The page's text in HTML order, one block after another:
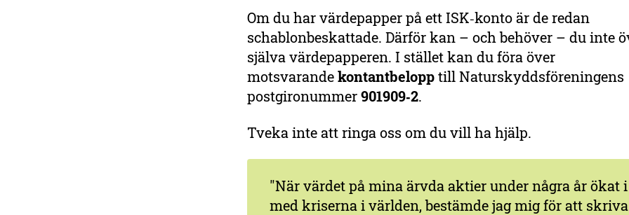
Om du har värdepapper på ett ISK‑konto är de redan
schablonbeskattade. Därför kan – och behöver – du inte
själva värdepapperen. I stället kan du föra över
motsvarandekontantbelopptill Naturskyddsföreningens
postgironummer901909‑2.
Tveka inte att ringa oss om du vill ha hjälp.
"När värdet på mina ärvda aktier under några år ökat
med kriserna i världen, bestämde jag mig för att skriva